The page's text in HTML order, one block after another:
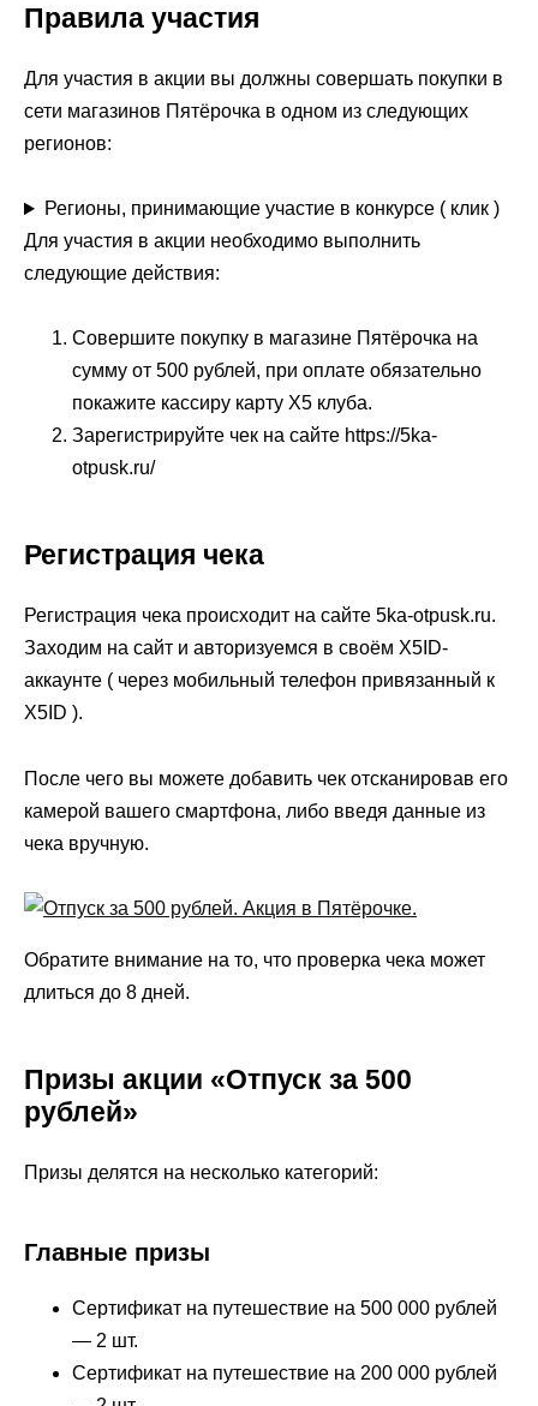
Правила участия
Для участия в акции вы должны совершать покупки в
сети магазинов Пятёрочка в одном из следующих
регионов:
Регионы, принимающие участие в конкурсе ( клик )
Для участия в акции необходимо выполнить
следующие действия:
Совершите покупку в магазине Пятёрочка на
сумму от 500 рублей, при оплате обязательно
покажите кассиру карту X5 клуба.
Зарегистрируйте чек на сайте https://5ka-
otpusk.ru/
Регистрация чека
Регистрация чека происходит на сайте 5ka-otpusk.ru.
Заходим на сайт и авторизуемся в своём X5ID-
аккаунте ( через мобильный телефон привязанный к
X5ID ).
После чего вы можете добавить чек отсканировав его
камерой вашего смартфона, либо введя данные из
чека вручную.
Обратите внимание на то, что проверка чека может
длиться до 8 дней.
Призы акции «Отпуск за 500
рублей»
Призы делятся на несколько категорий:
Главные призы
Сертификат на путешествие на 500 000 рублей
— 2 шт.
Сертификат на путешествие на 200 000 рублей